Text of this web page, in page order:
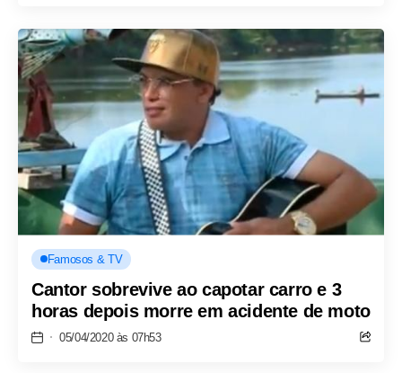
Famosos & TV
Cantor sobrevive ao capotar carro e 3
horas depois morre em acidente de moto
05/04/2020 às 07h53